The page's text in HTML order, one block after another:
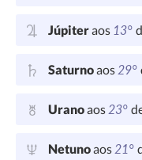
Júpiteraos 13°
Saturnoaos29°
Uranoaos23°
Netunoaos21°